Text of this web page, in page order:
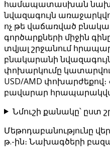
համապատասխան
նվազագույն
ոչ թե վաճառված
գործարքների միջին
տվյալ շրջանում
բնակարանի
փոխարկումը
USD/AMD փոխարժեքով։
բավարար
Նմուշի քանակը՝ ըստ
Մեթոդաբանությունը
թ.-ին։ Նախագծերի